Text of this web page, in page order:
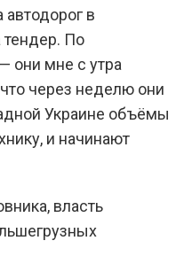
в
тендер. По
они мне с утра
через неделю они
Украине объёмы
и начинают
власть